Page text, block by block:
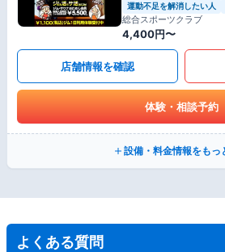
運動不足を解消したい人
総合スポーツクラブ
4,400円〜
店舗情報を確認
体験・相談予約
設備・料金情報をもっ
よくある質問